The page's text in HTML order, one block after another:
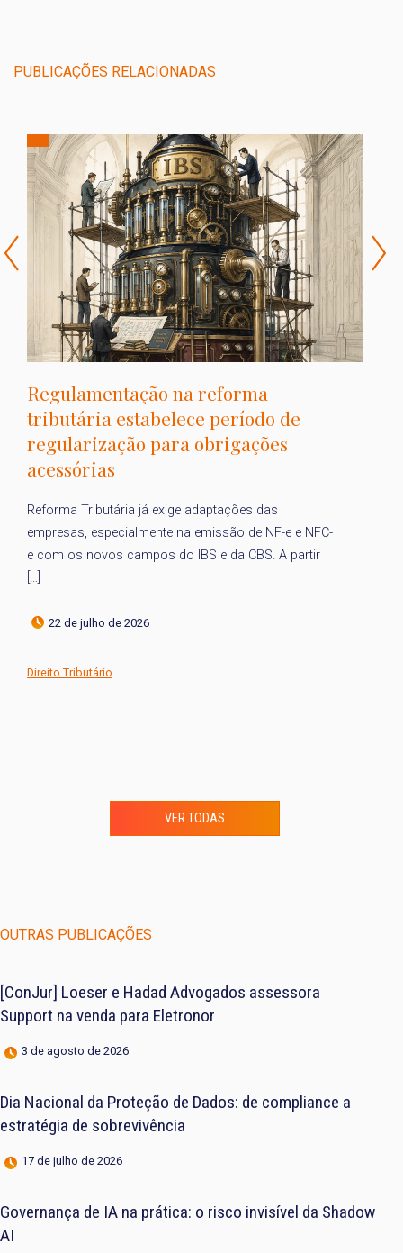
PUBLICAÇÕES RELACIONADAS
Regulamentação na reforma
tributária estabelece período de
regularização para obrigações
acessórias
Reforma Tributária já exige adaptações das
empresas, especialmente na emissão de NF-e e NFC-
e com os novos campos do IBS e da CBS. A partir
[…]
22 de julho de 2026
Direito Tributário
VER TODAS
OUTRAS PUBLICAÇÕES
[ConJur] Loeser e Hadad Advogados assessora
Support na venda para Eletronor
3 de agosto de 2026
Dia Nacional da Proteção de Dados: de compliance a
estratégia de sobrevivência
17 de julho de 2026
Governança de IA na prática: o risco invisível da Shadow
AI